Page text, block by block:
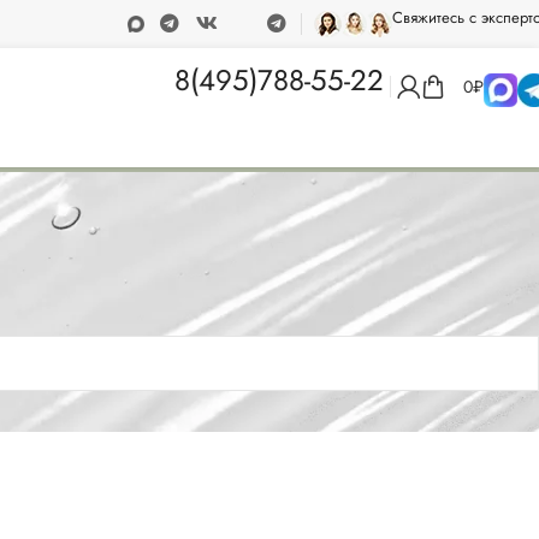
000 рублей Программа лояльности Свяжитесь с
8(495)788-55-22 0₽